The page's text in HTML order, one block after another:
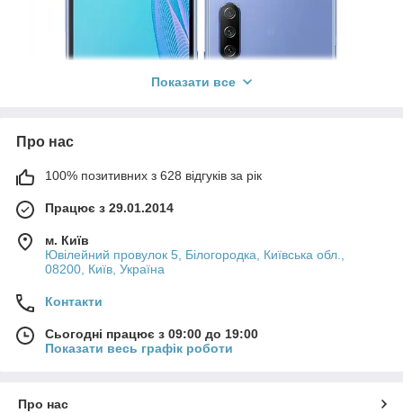
Показати все
Про нас
100% позитивних з 628 відгуків за рік
Працює з 29.01.2014
м. Київ
Ювілейний провулок 5, Білогородка, Київська обл.,
08200, Київ, Україна
Контакти
Сьогодні працює з 09:00 до 19:00
Показати весь графік роботи
Про нас